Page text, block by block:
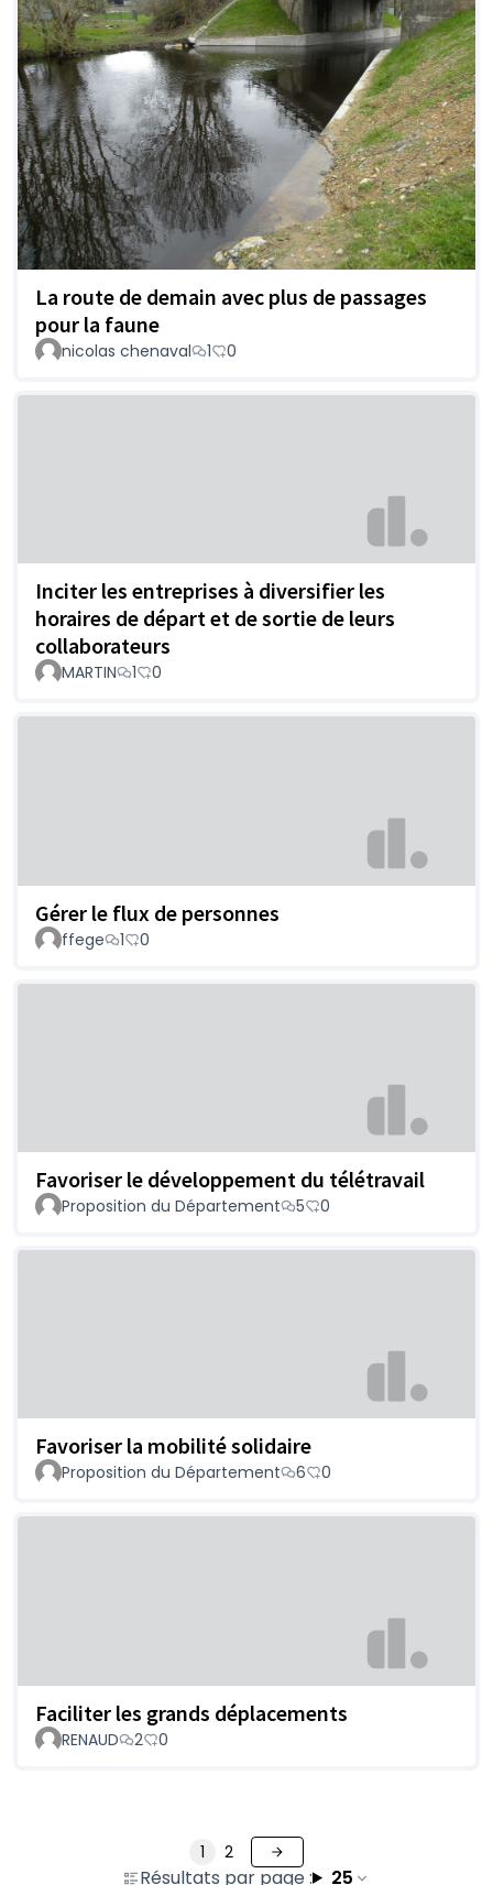
La route de demain avec plus de passages
pour la faune
nicolas chenaval 1 0
Inciter les entreprises à diversifier les
horaires de départ et de sortie de leurs
collaborateurs
MARTIN 1 0
Gérer le flux de personnes
ffege 1 0
Favoriser le développement du télétravail
Proposition du Département 5 0
Favoriser la mobilité solidaire
Proposition du Département 6 0
Faciliter les grands déplacements
RENAUD 2 0
Résultats par page : 25
1 2